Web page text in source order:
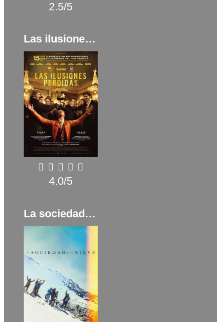
2.5/5
Las ilusiones perdidas (2021)
4.0/5
La sociedad de la nieve (2023)